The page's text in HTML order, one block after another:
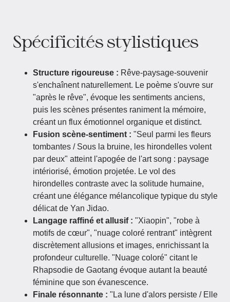
Spécificités stylistiques
Structure rigoureuse : Rêve-paysage-souvenir
s'enchaînent naturellement. Le poème s'ouvre sur
"après le rêve", évoque les sentiments anciens,
puis les scènes présentes raniment la mémoire,
créant un flux émotionnel organique et distinct.
Fusion scène-sentiment : "Seul parmi les fleurs
tombantes / Sous la bruine, les hirondelles volent
par deux" atteint l'apogée de l'art song : paysage
intériorisé, émotion projetée. Le vol des
hirondelles contraste avec la solitude humaine,
créant une élégance mélancolique typique du style
délicat de Yan Jidao.
Langage raffiné et allusif : "Xiaopin", "robe à
motifs de cœur", "nuage coloré rentrant" intègrent
discrètement allusions et images, enrichissant la
profondeur culturelle. "Nuage coloré" citant le
Rhapsodie de Gaotang évoque autant la beauté
féminine que son évanescence.
Finale résonnante : "La lune d'alors persiste / Elle